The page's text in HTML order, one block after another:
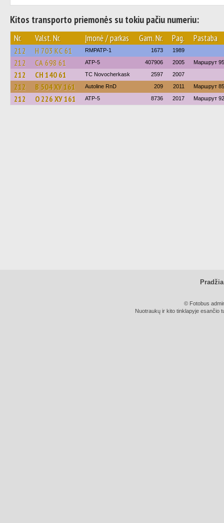
Kitos transporto priemonės su tokiu pačiu numeriu:
Nr. Valst. Nr. Įmonė / parkas Gam. Nr. Pag. Pastaba
212 Н 703 КС 61 RMPATP-1 1673 1989
212 СА 698 61 ATP-5 407906 2005 Маршрут 95
212 СН 140 61 TC Novocherkask 2597 2007
212 В 504 ХУ 161 Autoline RnD 209 2011 Маршрут
212 О 226 ХУ 161 ATP-5 8736 2017 Маршрут
Pradžia
© Fotobus
Nuotraukų ir kito tinklapyje esančio